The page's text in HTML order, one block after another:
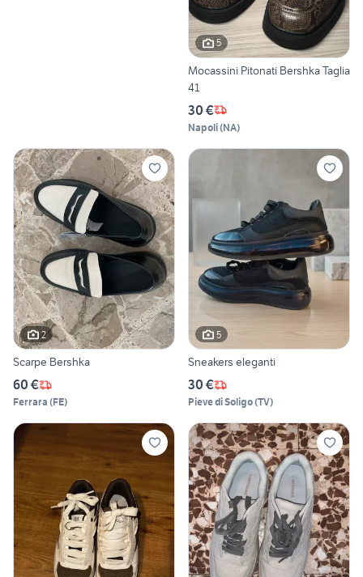
5
Mocassini Pitonati Bershka Taglia
41
30 €
Napoli(NA)
2
Scarpe Bershka
60 €
Ferrara (FE)
5
Sneakers eleganti
30 €
Pieve di Soligo(TV)